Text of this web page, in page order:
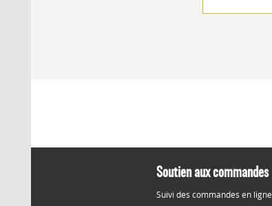
Soutien aux commandes
Suivi des commandes en ligne